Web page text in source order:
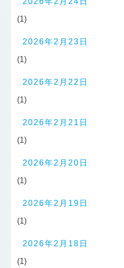
(1)
2026年2月23日
(1)
2026年2月22日
(1)
2026年2月21日
(1)
2026年2月20日
(1)
2026年2月19日
(1)
2026年2月18日
(1)